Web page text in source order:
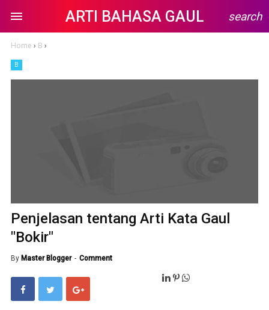
ARTI BAHASA GAUL search
Home › B ›
B
Penjelasan tentang Arti Kata Gaul
"Bokir"
By Master Blogger Comment